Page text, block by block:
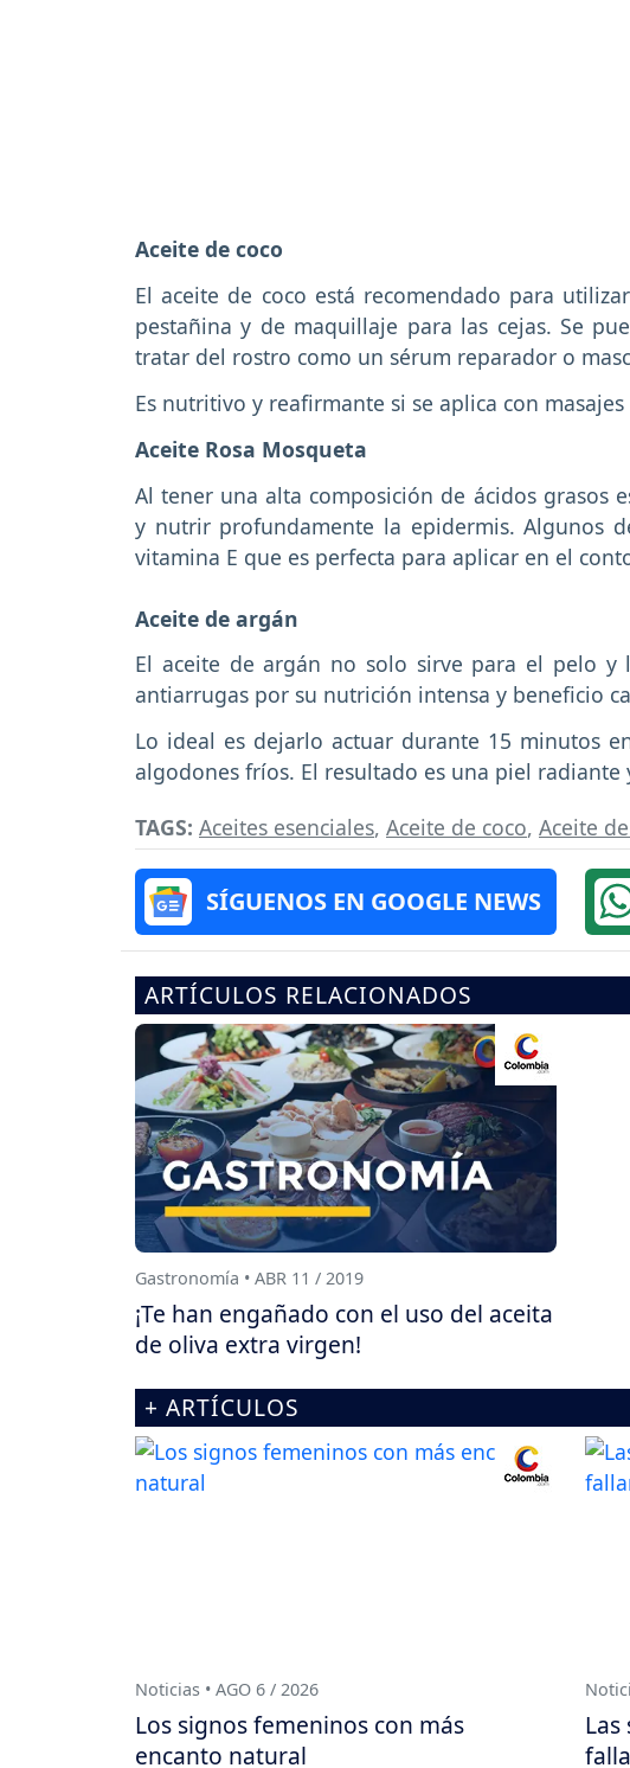
Aceite de coco
El aceite de coco está recomendado para
pestañina y de maquillaje para las cejas. Se
tratar del rostro como un sérum reparador o
Es nutritivo y reafirmante si se aplica con
Aceite Rosa Mosqueta
Al tener una alta composición de ácidos grasos
y nutrir profundamente la epidermis. Algunos
vitamina E que es perfecta para aplicar en el
Aceite de argán
El aceite de argán no solo sirve para el pelo y
antiarrugas por su nutrición intensa y beneficio
Lo ideal es dejarlo actuar durante 15 minutos
algodones fríos. El resultado es una piel radiante
TAGS: Aceites esenciales, Aceite de coco, Aceite
SÍGUENOS EN GOOGLE NEWS
ARTÍCULOS RELACIONADOS
Gastronomía • ABR 11 / 2019
¡Te han engañado con el uso del aceita
de oliva extra virgen!
+ ARTÍCULOS
Noticias • AGO 6 / 2026
Los signos femeninos con más
encanto natural